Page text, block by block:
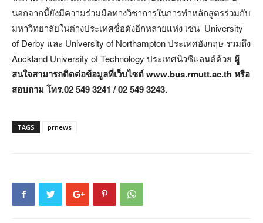
นอกจากนี้ยังมีความร่วมมือทางวิชาการในการทำหลักสูตรร่วมกับ
มหาวิทยาลัยในต่างประเทศชื่อดังอีกหลายแห่ง เช่น University
of Derby และ University of Northampton ประเทศอังกฤษ รวมถึง
Auckland University of Technology ประเทศนิวซีแลนด์ด้วย ผู้
สนใจสามารถติดต่อข้อมูลที่เว็บไซต์www.bus.rmutt.ac.th หรือ
สอบถาม โทร.02 549 3241 / 02 549 3243.
TAGS prnews